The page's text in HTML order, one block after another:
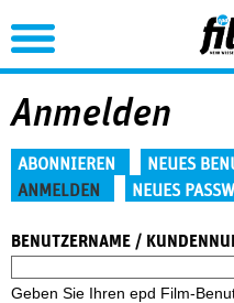
Jump
Anmelden
Haupt-Reiter
ABONNIEREN
NEUES
ANMELDEN
NEUES
BENUTZERNAME /
Geben Sie Ihren epd Film-